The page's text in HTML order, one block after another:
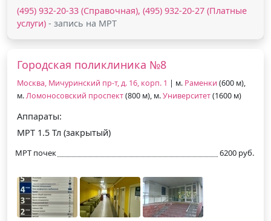
(495) 932-20-33 (Справочная), (495) 932-20-27 (Платные
услуги) - запись на МРТ
Городская поликлиника №8
Москва, Мичуринский пр-т, д. 16, корп. 1 | м. Раменки (600 м),
м.Ломоносовский проспект(800 м), м.Университет(1600 м)
Аппараты:
МРТ 1.5 Тл (закрытый)
МРТ почек 6200 руб.